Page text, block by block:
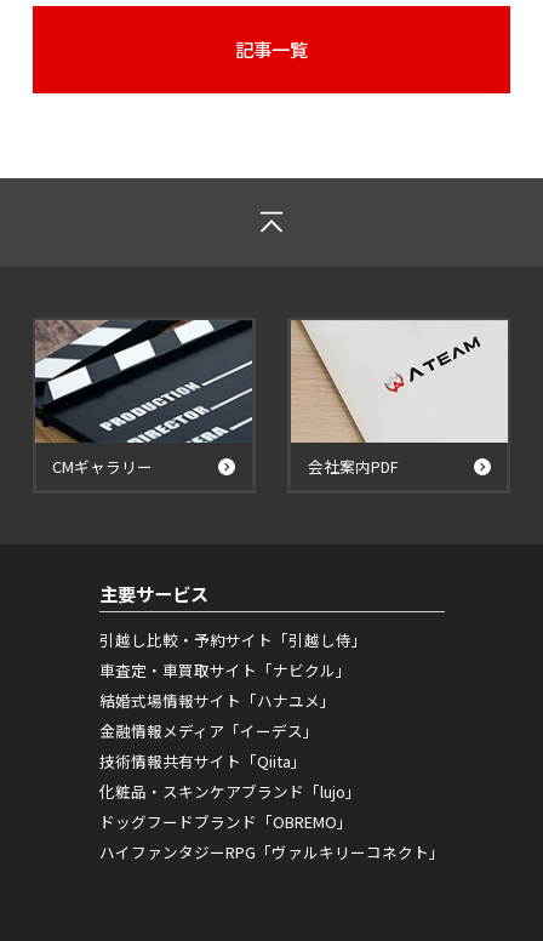
記事一覧
CMギャラリー 会社案内PDF
主要サービス
引越し比較・予約サイト「引越し侍」
車査定・車買取サイト「ナビクル」
結婚式場情報サイト「ハナユメ」
金融情報メディア「イーデス」
技術情報共有サイト「Qiita」
化粧品・スキンケアブランド「lujo」
ドッグフードブランド「OBREMO」
ハイファンタジーRPG「ヴァルキリーコネクト」